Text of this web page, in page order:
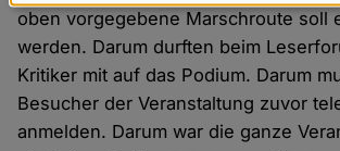
oben vorgegebene Marsch­route soll
werden. Darum durften beim
Kritiker mit auf das Podium. Darum
Besucher der Veran­staltung zuvor
anmelden. Darum war die ganze
Daten
und
Cookies